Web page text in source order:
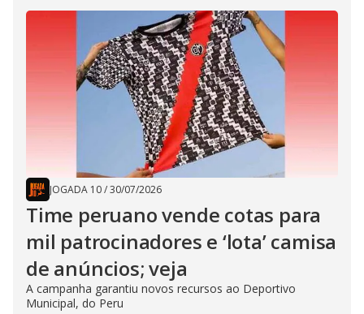
JOGADA 10/30/07/2026
Time peruano vende cotas para
mil patrocinadores e ‘lota’ camisa
de anúncios; veja
A campanha garantiu novos recursos ao Deportivo
Municipal, do Peru